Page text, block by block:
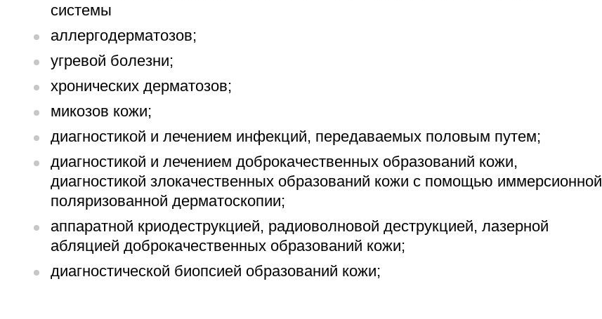
системы
аллергодерматозов;
угревой болезни;
хронических дерматозов;
микозов кожи;
диагностикой и лечением инфекций, передаваемых половым путем;
диагностикой и лечением доброкачественных образований кожи,
диагностикой злокачественных образований кожи с помощью иммерсионной
поляризованной дерматоскопии;
аппаратной криодеструкцией, радиоволновой деструкцией, лазерной
абляцией доброкачественных образований кожи;
диагностической биопсией образований кожи;